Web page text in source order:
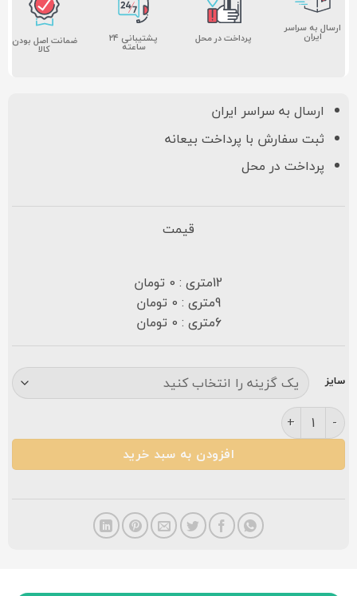
ارسال به سراسر
ایران پرداخت در محل پشتیبانی ۲۴
ساعته ضمانت اصل بودن
کالا
ارسال به سراسر ایران
ثبت سفارش با پرداخت بیعانه
پرداخت در محل
قیمت
12متری : 0 تومان
9متری : 0 تومان
6متری : 0 تومان
سایز
فرش مشهد ۷۰۰ شانه کد ۷۲۲۰۹۹ کرم عدد
افزودن به سبد خرید